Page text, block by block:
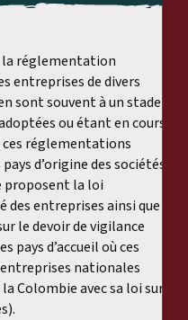
la réglementation
entreprises de divers
sont souvent à un stade
ou étant en cours
réglementations
d’origine des sociétés
proposent la loi
entreprises ainsi que
le devoir de vigilance
pays d’accueil où ces
nationales
Colombie avec sa loi sur